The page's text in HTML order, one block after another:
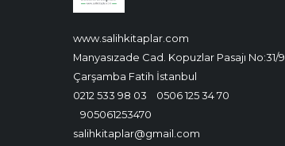
www.salihkitaplar.com
Manyasızade Cad. Kopuzlar Pasajı No:31/9
Çarşamba Fatih İstanbul
0212 533 98 03
0506 125 34 70
905061253470
salihkitaplar@gmail.com